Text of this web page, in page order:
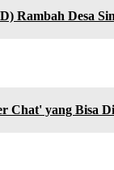
Rambah Desa
yang Bisa